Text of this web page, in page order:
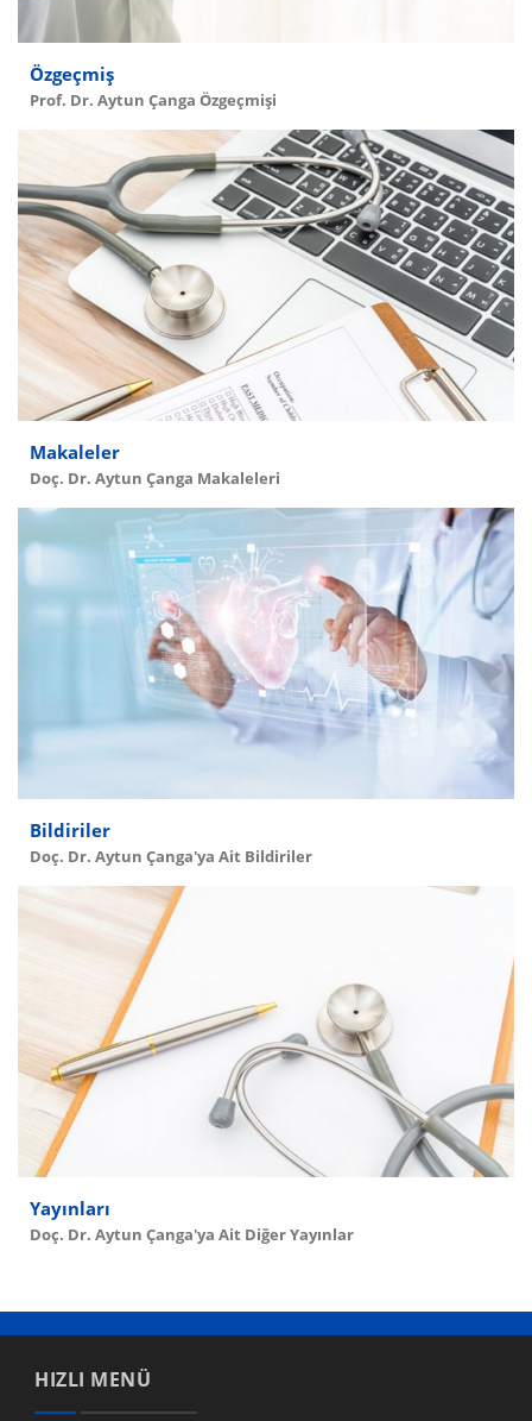
Özgeçmiş
Prof. Dr. Aytun Çanga Özgeçmişi
Makaleler
Doç. Dr. Aytun Çanga Makaleleri
Bildiriler
Doç. Dr. Aytun Çanga'ya Ait Bildiriler
Yayınları
Doç. Dr. Aytun Çanga'ya Ait Diğer Yayınlar
HIZLI MENÜ